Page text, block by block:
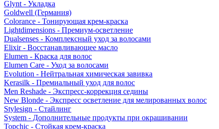
Glynt - Укладка
Goldwell (Германия)
Colorance - Тонирующая крем-краска
Lightdimensions - Премиум-осветление
Dualsenses - Комплексный уход за волосами
Elixir - Восстанавливающее масло
Elumen - Краска для волос
Elumen Care - Уход за волосами
Evolution - Нейтральная химическая завивка
Kerasilk - Премиальный уход для волос
Men Reshade - Экспресс-коррекция седины
New Blonde - Экспресс осветление для мелированных волос
Stylesign - Стайлинг
System - Дополнительные продукты при окрашивании
Topchic - Стойкая крем-краска